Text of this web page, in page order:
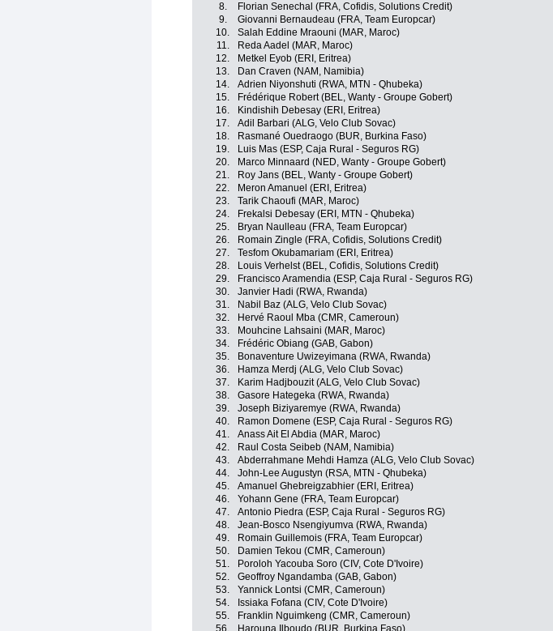
8.
Florian Senechal (FRA, Cofidis, Solutions Credit)
9.
Giovanni Bernaudeau (FRA, Team Europcar)
10.
Salah Eddine Mraouni (MAR, Maroc)
11.
Reda Aadel (MAR, Maroc)
12.
Metkel Eyob (ERI, Eritrea)
13.
Dan Craven (NAM, Namibia)
14.
Adrien Niyonshuti (RWA, MTN - Qhubeka)
15.
Frédérique Robert (BEL, Wanty - Groupe Gobert)
16.
Kindishih Debesay (ERI, Eritrea)
17.
Adil Barbari (ALG, Velo Club Sovac)
18.
Rasmané Ouedraogo (BUR, Burkina Faso)
19.
Luis Mas (ESP, Caja Rural - Seguros RG)
20.
Marco Minnaard (NED, Wanty - Groupe Gobert)
21.
Roy Jans (BEL, Wanty - Groupe Gobert)
22.
Meron Amanuel (ERI, Eritrea)
23.
Tarik Chaoufi (MAR, Maroc)
24.
Frekalsi Debesay (ERI, MTN - Qhubeka)
25.
Bryan Naulleau (FRA, Team Europcar)
26.
Romain Zingle (FRA, Cofidis, Solutions Credit)
27.
Tesfom Okubamariam (ERI, Eritrea)
28.
Louis Verhelst (BEL, Cofidis, Solutions Credit)
29.
Francisco Aramendia (ESP, Caja Rural - Seguros RG)
30.
Janvier Hadi (RWA, Rwanda)
31.
Nabil Baz (ALG, Velo Club Sovac)
32.
Hervé Raoul Mba (CMR, Cameroun)
33.
Mouhcine Lahsaini (MAR, Maroc)
34.
Frédéric Obiang (GAB, Gabon)
35.
Bonaventure Uwizeyimana (RWA, Rwanda)
36.
Hamza Merdj (ALG, Velo Club Sovac)
37.
Karim Hadjbouzit (ALG, Velo Club Sovac)
38.
Gasore Hategeka (RWA, Rwanda)
39.
Joseph Biziyaremye (RWA, Rwanda)
40.
Ramon Domene (ESP, Caja Rural - Seguros RG)
41.
Anass Ait El Abdia (MAR, Maroc)
42.
Raul Costa Seibeb (NAM, Namibia)
43.
Abderrahmane Mehdi Hamza (ALG, Velo Club Sovac)
44.
John-Lee Augustyn (RSA, MTN - Qhubeka)
45.
Amanuel Ghebreigzabhier (ERI, Eritrea)
46.
Yohann Gene (FRA, Team Europcar)
47.
Antonio Piedra (ESP, Caja Rural - Seguros RG)
48.
Jean-Bosco Nsengiyumva (RWA, Rwanda)
49.
Romain Guillemois (FRA, Team Europcar)
50.
Damien Tekou (CMR, Cameroun)
51.
Poroloh Yacouba Soro (CIV, Cote D'Ivoire)
52.
Geoffroy Ngandamba (GAB, Gabon)
53.
Yannick Lontsi (CMR, Cameroun)
54.
Issiaka Fofana (CIV, Cote D'Ivoire)
55.
Franklin Nguimkeng (CMR, Cameroun)
56.
Harouna Ilboudo (BUR, Burkina Faso)